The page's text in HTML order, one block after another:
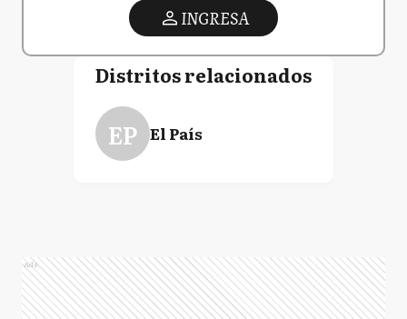
INGRESA
Distritos relacionados
EP El País
Ads